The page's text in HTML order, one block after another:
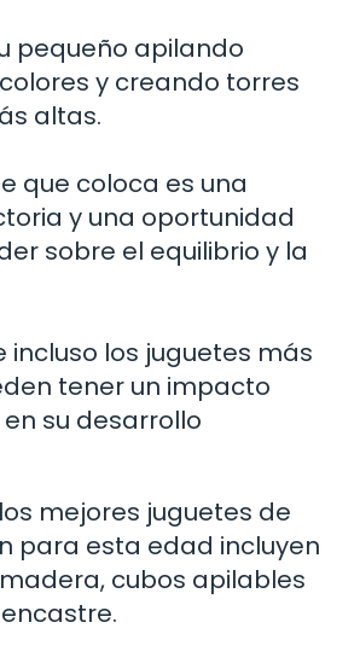
pequeño apilando
y creando torres
altas.
que coloca es una
y una oportunidad
sobre el equilibrio y la
incluso los juguetes más
tener un impacto
su desarrollo
mejores juguetes de
para esta edad incluyen
cubos apilables